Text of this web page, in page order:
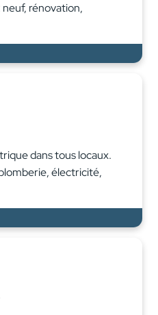
rénovation,
dans tous locaux.
électricité,